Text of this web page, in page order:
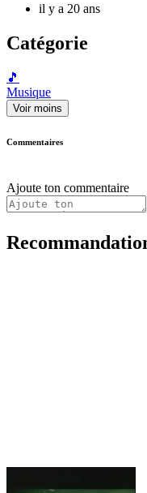
il y a 20 ans
Catégorie
🎵
Musique
Voir moins
Commentaires
Ajoute ton commentaire